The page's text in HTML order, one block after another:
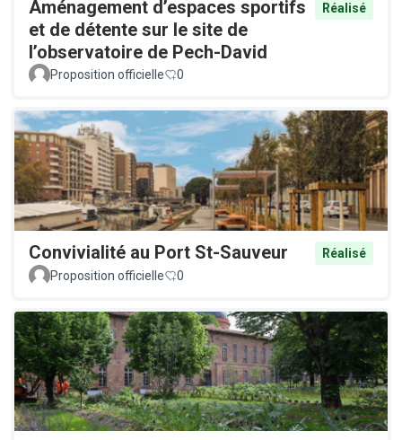
Aménagement d’espaces sportifs
et de détente sur le site de
l’observatoire de Pech-David
Réalisé
Proposition officielle 0
Convivialité au Port St-Sauveur
Réalisé
Proposition officielle
0